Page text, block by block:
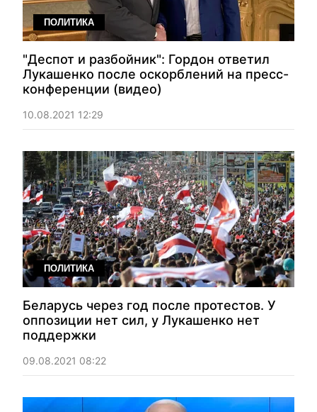
ПОЛИТИКА
"Деспот и разбойник": Гордон ответил
Лукашенко после оскорблений на пресс-
конференции (видео)
10.08.2021 12:29
ПОЛИТИКА
Беларусь через год после протестов. У
оппозиции нет сил, у Лукашенко нет
поддержки
09.08.2021 08:22